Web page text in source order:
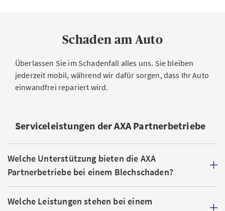
Schaden am Auto
Überlassen Sie im Schadenfall alles uns. Sie bleiben
jederzeit mobil, während wir dafür sorgen, dass Ihr Auto
einwandfrei repariert wird.
Serviceleistungen der AXA Partnerbetriebe
Welche Unterstützung bieten die AXA
Partnerbetriebe bei einem Blechschaden?
Welche Leistungen stehen bei einem